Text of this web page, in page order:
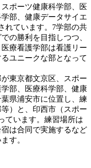
ポーツ健康科学部、医
部、健康データサイエ
れています。7学部の共
の勝利を目指しつつ、
療看護学部は看護リー
ユニークな部となって
東京都文京区、スポー
部、医療科学部、健康
県浦安市に位置し、練
）と、印西市（スポー
ています。練習場所は
は合同で実施するなど
す。